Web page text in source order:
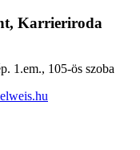
Karrieriroda
1.em., 105-ös szoba